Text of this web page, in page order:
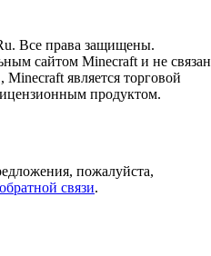
Все права защищены.
сайтом Minecraft и не связан
является торговой
продуктом.
пожалуйста,
связи.